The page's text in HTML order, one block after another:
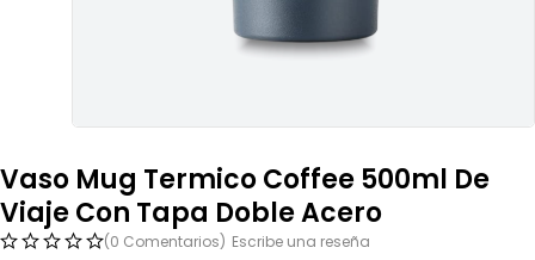
Vaso Mug Termico Coffee 500ml De
Viaje Con Tapa Doble Acero
(0 Comentarios) Escribe una reseña